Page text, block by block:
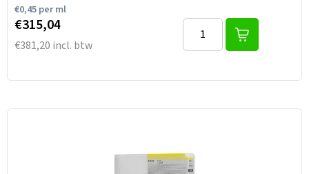
€0,45per ml
€315,04
€381,20 incl. btw